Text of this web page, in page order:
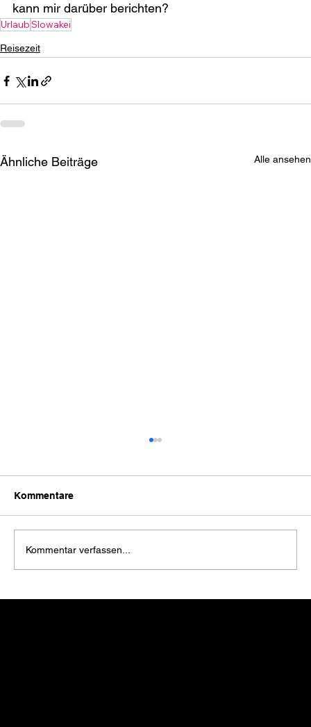
kann mir darüber berichten?
UrlaubSlowakei
Reisezeit
Ähnliche Beiträge Alle ansehen
Mein Berliner Halbmarathon: Vom "Mal
Kommentare
Kommentar verfassen...